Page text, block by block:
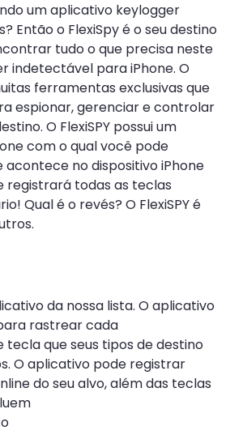
um aplicativo keylogger
Então o FlexiSpy é o seu destino
tudo o que precisa neste
indetectável para iPhone. O
ferramentas exclusivas que
espionar, gerenciar e controlar
O FlexiSPY possui um
com o qual você pode
no dispositivo iPhone
registrará todas as teclas
Qual é o revés? O FlexiSPY é
da nossa lista. O aplicativo
rastrear cada
tecla que seus tipos de destino
O aplicativo pode registrar
do seu alvo, além das teclas